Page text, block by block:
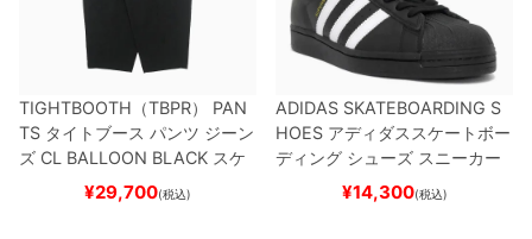
TIGHTBOOTH（TBPR） PAN
TS タイトブース パンツ ジーン
ズ CL BALLOON BLACK スケ
ートボード スケボー
¥29,700(税込)
ADIDAS SKATEBOARDING S
HOES アディダススケートボー
ディング シューズ スニーカー
スーパースターSUPERSTAR A
BLACK/WHITE/WHITE
¥14,300(税込)